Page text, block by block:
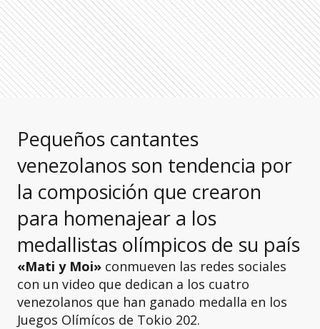
Pequeños cantantes
venezolanos son tendencia por
la composición que crearon
para homenajear a los
medallistas olímpicos de su país
«Mati y Moi» conmueven las redes sociales
con un video que dedican a los cuatro
venezolanos que han ganado medalla en los
Juegos Olímícos de Tokio 202.